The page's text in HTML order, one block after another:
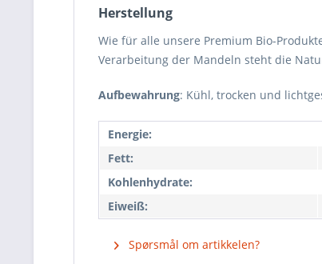
Herstellung
Wie für alle unsere Premium Bio-
Verarbeitung der Mandeln steht die
Aufbewahrung: Kühl, trocken und
Energie:
Fett:
Kohlenhydrate:
Eiweiß:
Spørsmål om artikkelen?